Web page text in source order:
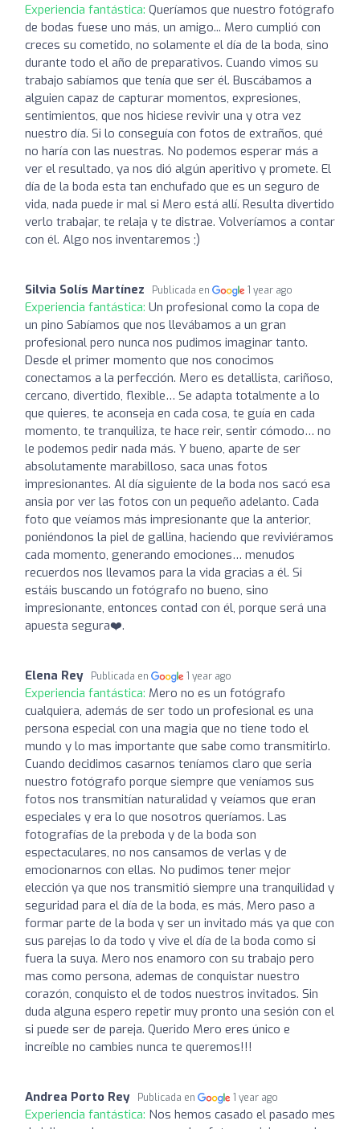
Experiencia fantástica: Queríamos que nuestro fotógrafo
de bodas fuese uno más, un amigo... Mero cumplió con
creces su cometido, no solamente el día de la boda, sino
durante todo el año de preparativos. Cuando vimos su
trabajo sabíamos que tenía que ser él. Buscábamos a
alguien capaz de capturar momentos, expresiones,
sentimientos, que nos hiciese revivir una y otra vez
nuestro día. Si lo conseguía con fotos de extraños, qué
no haría con las nuestras. No podemos esperar más a
ver el resultado, ya nos dió algún aperitivo y promete. El
día de la boda esta tan enchufado que es un seguro de
vida, nada puede ir mal si Mero está allí. Resulta divertido
verlo trabajar, te relaja y te distrae. Volveríamos a contar
con él. Algo nos inventaremos ;)
Silvia Solís Martínez Publicada en 1 year ago
Experiencia fantástica: Un profesional como la copa de
un pino Sabíamos que nos llevábamos a un gran
profesional pero nunca nos pudimos imaginar tanto.
Desde el primer momento que nos conocimos
conectamos a la perfección. Mero es detallista, cariñoso,
cercano, divertido, flexible… Se adapta totalmente a lo
que quieres, te aconseja en cada cosa, te guía en cada
momento, te tranquiliza, te hace reir, sentir cómodo… no
le podemos pedir nada más. Y bueno, aparte de ser
absolutamente marabilloso, saca unas fotos
impresionantes. Al día siguiente de la boda nos sacó esa
ansia por ver las fotos con un pequeño adelanto. Cada
foto que veíamos más impresionante que la anterior,
poniéndonos la piel de gallina, haciendo que reviviéramos
cada momento, generando emociones… menudos
recuerdos nos llevamos para la vida gracias a él. Si
estáis buscando un fotógrafo no bueno, sino
impresionante, entonces contad con él, porque será una
apuesta segura❤️.
Elena Rey Publicada en 1 year ago
Experiencia fantástica: Mero no es un fotógrafo
cualquiera, además de ser todo un profesional es una
persona especial con una magia que no tiene todo el
mundo y lo mas importante que sabe como transmitirlo.
Cuando decidimos casarnos teníamos claro que seria
nuestro fotógrafo porque siempre que veníamos sus
fotos nos transmitían naturalidad y veíamos que eran
especiales y era lo que nosotros queríamos. Las
fotografías de la preboda y de la boda son
espectaculares, no nos cansamos de verlas y de
emocionarnos con ellas. No pudimos tener mejor
elección ya que nos transmitió siempre una tranquilidad y
seguridad para el día de la boda, es más, Mero paso a
formar parte de la boda y ser un invitado más ya que con
sus parejas lo da todo y vive el día de la boda como si
fuera la suya. Mero nos enamoro con su trabajo pero
mas como persona, ademas de conquistar nuestro
corazón, conquisto el de todos nuestros invitados. Sin
duda alguna espero repetir muy pronto una sesión con el
si puede ser de pareja. Querido Mero eres único e
increíble no cambies nunca te queremos!!!
Andrea Porto Rey Publicada en 1 year ago
Experiencia fantástica: Nos hemos casado el pasado mes